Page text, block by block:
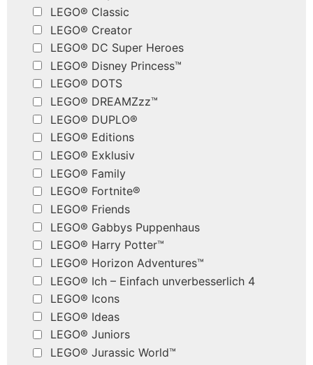
LEGO® Classic
LEGO® Creator
LEGO® DC Super Heroes
LEGO® Disney Princess™
LEGO® DOTS
LEGO® DREAMZzz™
LEGO® DUPLO®
LEGO® Editions
LEGO® Exklusiv
LEGO® Family
LEGO® Fortnite®
LEGO® Friends
LEGO® Gabbys Puppenhaus
LEGO® Harry Potter™
LEGO® Horizon Adventures™
LEGO® Ich – Einfach unverbesserlich 4
LEGO® Icons
LEGO® Ideas
LEGO® Juniors
LEGO® Jurassic World™